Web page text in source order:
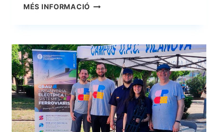
MÉS INFORMACIÓ DIGITALITZACIÓ